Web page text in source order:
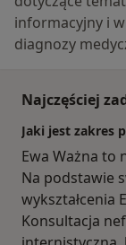
informacyjny i
diagnozy
Najczęściej
Jaki jest zakres
Ewa Ważna
Na podstawie
wykształcenia
Konsultacja